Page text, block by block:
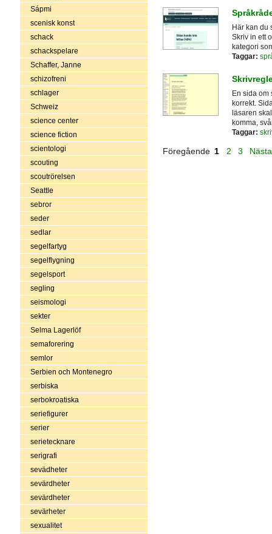
Sápmi
scenisk konst
schack
schackspelare
Schaffer, Janne
schizofreni
schlager
Schweiz
science center
science fiction
scientologi
scouting
scoutrörelsen
Seattle
sebror
seder
sedlar
segelfartyg
segelflygning
segelsport
segling
seismologi
sekter
Selma Lagerlöf
semaforering
semlor
Serbien och Montenegro
serbiska
serbokroatiska
seriefigurer
serier
serietecknare
serigrafi
sevädheter
sevärdheter
sevärdheter
sevärheter
sexualitet
Här kan du
Skriv in ett
kategori
Taggar:
En sida om
korrekt.
läsaren
komma,
Taggar:
Föregående 1 2 3